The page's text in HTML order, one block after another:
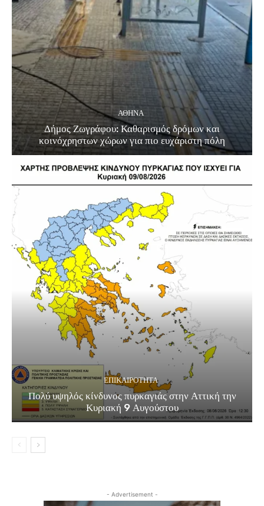
ΑΘΗΝΑ
Δήμος Ζωγράφου: Καθαρισμός δρόμων και
κοινόχρηστων χώρων για πιο ευχάριστη πόλη
ΕΠΙΚΑΙΡΟΤΗΤΑ
Πολύ υψηλός κίνδυνος πυρκαγιάς στην Αττική την
Κυριακή 9 Αυγούστου
- Advertisement -